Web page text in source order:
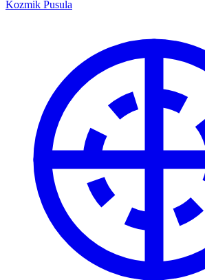
Kozmik Pusula